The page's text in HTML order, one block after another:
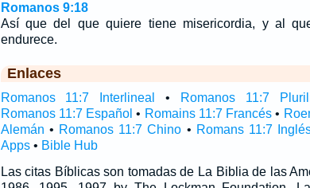
Romanos 9:18
Así que del que quiere tiene misericordia, y al
endurece.
Enlaces
Romanos 11:7 Interlineal • Romanos 11:7
Romanos 11:7 Español • Romains 11:7 Francés •
Alemán • Romanos 11:7 Chino • Romans 11:7
Apps• Bible Hub
Las citas Bíblicas son tomadas de La Biblia de las